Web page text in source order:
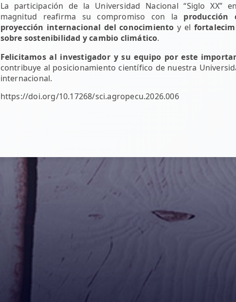
La participación de la Universidad Nacional “Siglo XX”
magnitud reafirma su compromiso con la producción
proyección internacional del conocimiento y el
sobre sostenibilidad y cambio climático.
Felicitamos al investigador y su equipo por este
contribuye al posicionamiento científico de nuestra
internacional.
https://doi.org/10.17268/sci.agropecu.2026.006